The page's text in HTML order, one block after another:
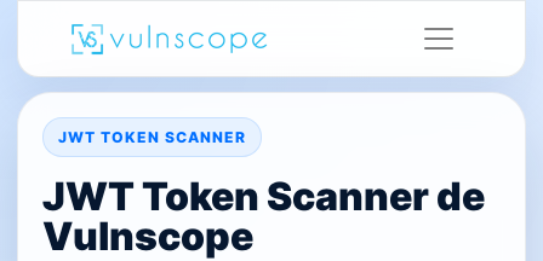
JWT TOKEN SCANNER
JWT Token Scanner de
Vulnscope